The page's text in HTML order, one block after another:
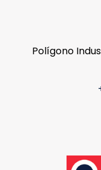
Polígono